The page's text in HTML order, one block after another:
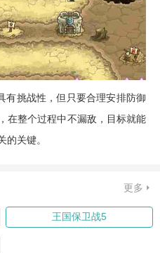
有挑战性，但只要合理安排防御
在整个过程中不漏敌，目标就能
的关键。
更多
王国保卫战5